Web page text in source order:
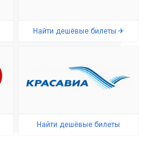
Найти дешёвые билеты ✈
Найти дешёвые билеты